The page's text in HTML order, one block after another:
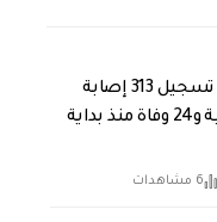
الصحة تعلن تسجيل 313 إصابة
بالحمى النزفية و24 وفاة منذ بداية
6 مشاهدات